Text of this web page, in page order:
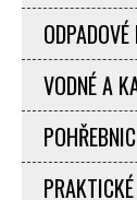
VODNÉ A